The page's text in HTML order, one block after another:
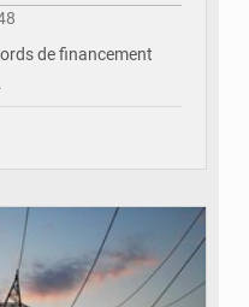
de financement